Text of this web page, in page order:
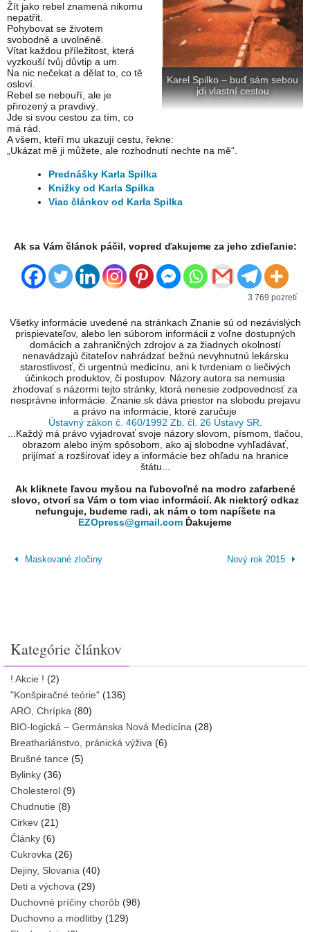
Karel Spilko – buď sám sebou
jdi vlastní cestou
Žít jako rebel znamená nikomu
nepatřit.
Pohybovat se životem
svobodně a uvolněně.
Vítat každou příležitost, která
vyzkouší tvůj důvtip a um.
Na nic nečekat a dělat to, co tě
osloví.
Rebel se nebouří, ale je
přirozený a pravdivý.
Jde si svou cestou za tím, co
má rád.
A všem, kteří mu ukazují cestu, řekne:
„Ukázat mě ji můžete, ale rozhodnutí nechte na mě“.
Prednášky Karla Spilka
Knižky od Karla Spilka
Viac článkov od Karla Spilka
Ak sa Vám článok páčil, vopred ďakujeme za jeho zdieľanie:
3 769 pozretí
Všetky informácie uvedené na stránkach Znanie sú od nezávislých
prispievateľov, alebo len súborom informácii z voľne dostupných
domácich a zahraničných zdrojov a za žiadnych okolností
nenavádzajú čitateľov nahrádzať bežnú nevyhnutnú lekársku
starostlivosť, či urgentnú medicínu, ani k tvrdeniam o liečivých
účinkoch produktov, či postupov. Názory autora sa nemusia
zhodovať s názormi tejto stránky, ktorá nenesie zodpovednosť za
nesprávne informácie. Znanie.sk dáva priestor na slobodu prejavu
a právo na informácie, ktoré zaručuje
Ústavný zákon č. 460/1992 Zb. čl. 26 Ústavy SR
...Každý má právo vyjadrovať svoje názory slovom, písmom, tlačou,
obrazom alebo iným spôsobom, ako aj slobodne vyhľadávať,
prijímať a rozširovať idey a informácie bez ohľadu na hranice
štátu...
Ak kliknete ľavou myšou na ľubovoľné na modro zafarbené
slovo, otvorí sa Vám o tom viac informácií. Ak niektorý odkaz
nefunguje, budeme radi, ak nám o tom napíšete na
EZOpress@gmail.com Ďakujeme
Maskované zločiny Nový rok 2015
Kategórie článkov
! Akcie ! (2)
"Konšpiračné teórie" (136)
ARO, Chrípka (80)
BIO-logická – Germánska Nová Medicína (28)
Breathariánstvo, pránická výživa (6)
Brušné tance (5)
Bylinky (36)
Cholesterol (9)
Chudnutie (8)
Cirkev (21)
Články (6)
Cukrovka (26)
Dejiny, Slovania (40)
Deti a výchova (29)
Duchovné príčiny chorôb (98)
Duchovno a modlitby (129)